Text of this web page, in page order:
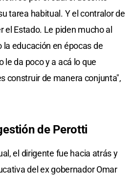
tarea habitual. Y el contralor de
el Estado. Le piden mucho al
educación en épocas de
le da poco y a acá lo que
construir de manera conjunta",
de Perotti
el dirigente fue hacia atrás y
del ex gobernador Omar